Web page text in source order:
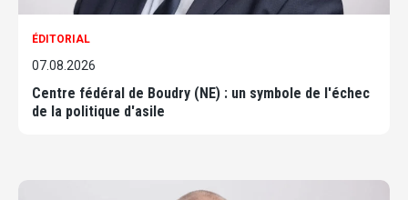
ÉDITORIAL
07.08.2026
Centre fédéral de Boudry (NE) : un symbole de l'échec
de la politique d'asile